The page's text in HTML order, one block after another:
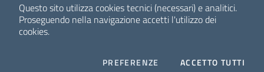
Questo sito utilizza cookies tecnici (necessari) e analitici.
Proseguendo nella navigazione accetti l'utilizzo dei
cookies.
PREFERENZE COOKIESACCETTO TUTTI